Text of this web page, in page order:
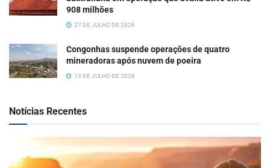
908 milhões
27 DE JULHO DE 2026
Congonhas suspende operações de quatro
mineradoras após nuvem de poeira
13 DE JULHO DE 2026
Notícias Recentes